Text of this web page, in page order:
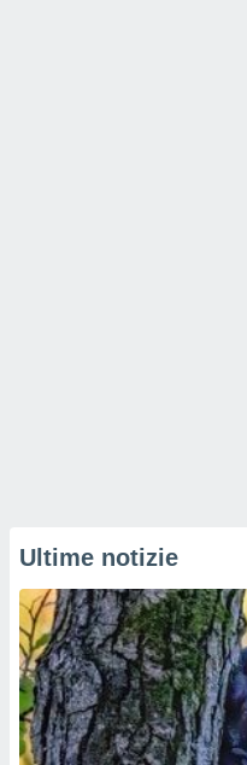
Ultime notizie